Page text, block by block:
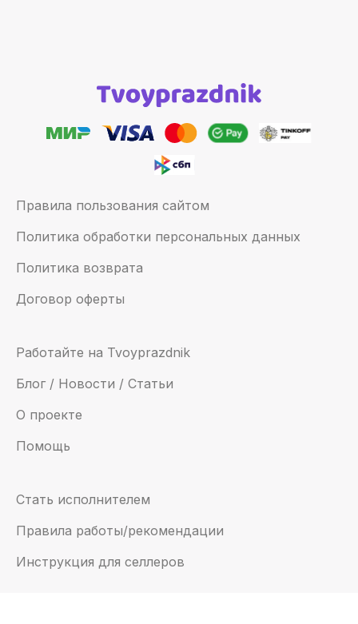
Правила пользования сайтом
Политика обработки персональных данных
Политика возврата
Договор оферты
Работайте на Tvoyprazdnik
Блог / Новости / Статьи
О проекте
Помощь
Стать исполнителем
Правила работы/рекомендации
Инструкция для селлеров